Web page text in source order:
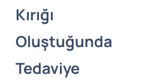
Kırığı
Oluştuğunda
Tedaviye